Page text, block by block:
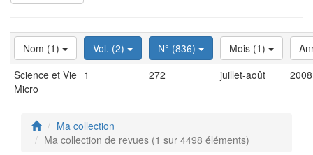
Nom (1) Vol. (2) N° (836) Mois (1)
Science et Vie
Micro
1 272 juillet-août 2008
Ma collection
Ma collection de revues (1 sur 4498 éléments)